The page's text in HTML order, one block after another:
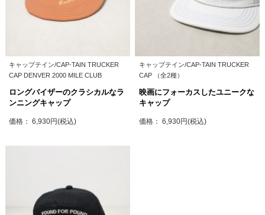
キャップテイン/CAP-TAIN TRUCKER
CAP DENVER 2000 MILE CLUB
ロングバイザーのクラシカルなラ
ンニングキャップ
価格： 6,930円(税込)
キャップテイン/CAP-TAIN TRUCKER
CAP （全2種）
映画にフォーカスしたユニークな
キャップ
価格： 6,930円(税込)